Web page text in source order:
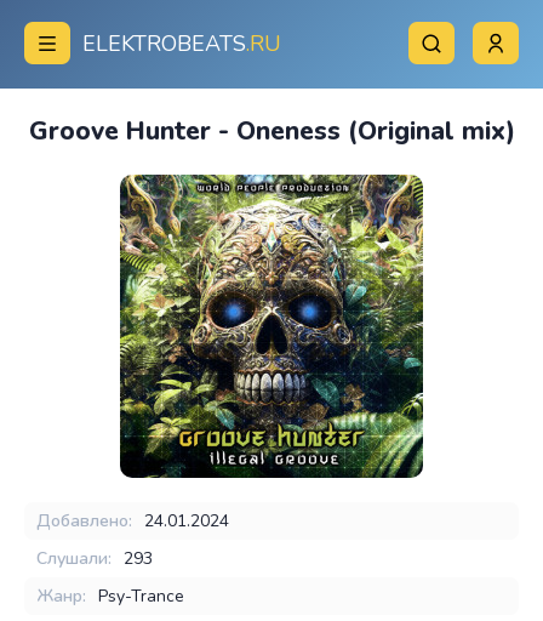
ELEKTROBEATS.RU
Groove Hunter - Oneness (Original mix)
Добавлено:
24.01.2024
Слушали:
293
Жанр: Psy-Trance